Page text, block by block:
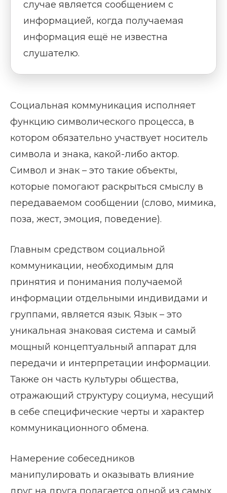
случае является сообщением с
информацией, когда получаемая
информация ещё не известна
слушателю.
Социальная коммуникация исполняет
функцию символического процесса, в
котором обязательно участвует носитель
символа и знака, какой-либо актор.
Символ и знак – это такие объекты,
которые помогают раскрыться смыслу в
передаваемом сообщении (слово, мимика,
поза, жест, эмоция, поведение).
Главным средством социальной
коммуникации, необходимым для
принятия и понимания получаемой
информации отдельными индивидами и
группами, является язык. Язык – это
уникальная знаковая система и самый
мощный концептуальный аппарат для
передачи и интерпретации информации.
Также он часть культуры общества,
отражающий структуру социума, несущий
в себе специфические черты и характер
коммуникационного обмена.
Намерение собеседников
манипулировать и оказывать влияние